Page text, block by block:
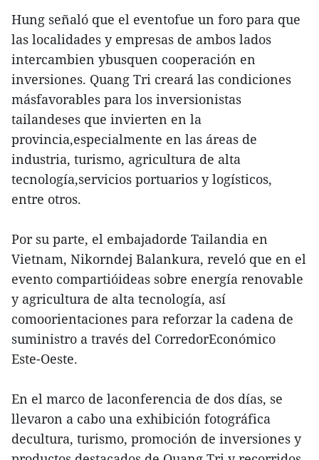
Hung señaló que el eventofue un foro para que
las localidades y empresas de ambos lados
intercambien ybusquen cooperación en
inversiones. Quang Tri creará las condiciones
másfavorables para los inversionistas
tailandeses que invierten en la
provincia,especialmente en las áreas de
industria, turismo, agricultura de alta
tecnología,servicios portuarios y logísticos,
entre otros.
Por su parte, el embajadorde Tailandia en
Vietnam, Nikorndej Balankura, reveló que en el
evento compartióideas sobre energía renovable
y agricultura de alta tecnología, así
comoorientaciones para reforzar la cadena de
suministro a través del CorredorEconómico
Este-Oeste.
En el marco de laconferencia de dos días, se
llevaron a cabo una exhibición fotográfica
decultura, turismo, promoción de inversiones y